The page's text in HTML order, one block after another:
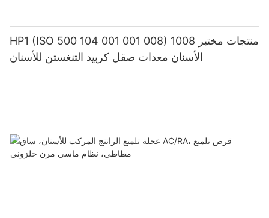
HP1 (ISO 500 104 001 001 008) 1008 منتجات مختبر
الأسنان معدات صقل كربيد التنغستن للأسنان